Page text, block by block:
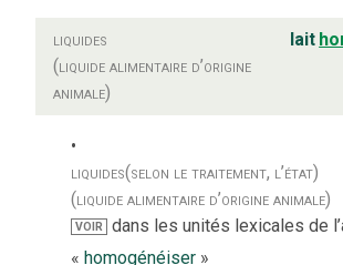
liquides
(liquide alimentaire d’origine
animale)
lait
liquides(selon le traitement, l’état)
(liquide alimentaire d’origine animale)
VOIR
dans les unités lexicales de
« homogénéiser »